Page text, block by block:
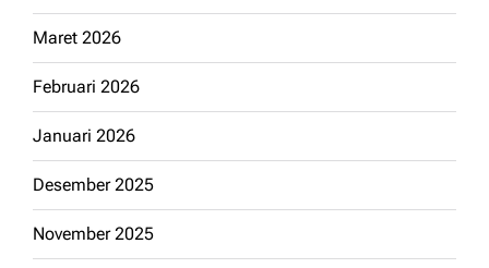
Maret 2026
Februari 2026
Januari 2026
Desember 2025
November 2025